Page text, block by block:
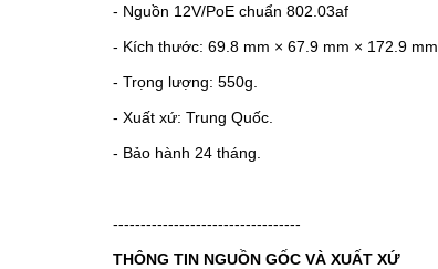
- Nguồn 12V/PoE chuẩn 802.03af
- Kích thước: 69.8 mm × 67.9 mm × 172.9 mm
- Trọng lượng: 550g.
- Xuất xứ: Trung Quốc.
- Bảo hành 24 tháng.
----------------------------------
THÔNG TIN NGUỒN GỐC VÀ XUẤT XỨ